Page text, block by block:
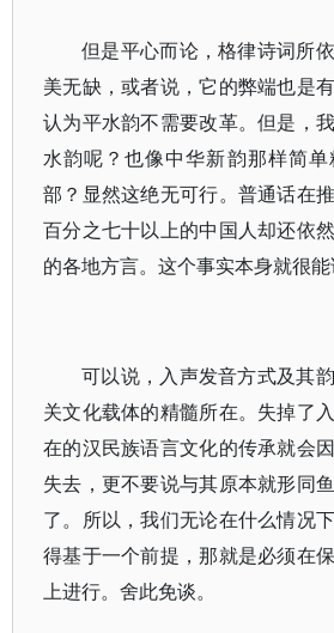
但是平心而论，格律诗词所
美无缺，或者说，它的弊端也是
认为平水韵不需要改革。但是，
水韵呢？也像中华新韵那样简
部？显然这绝无可行。普通话在
百分之七十以上的中国人却还依
的各地方言。这个事实本身就很能
可以说，入声发音方式及其
关文化载体的精髓所在。失掉了
在的汉民族语言文化的传承就会
失去，更不要说与其原本就形同
了。所以，我们无论在什么情况
得基于一个前提，那就是必须在
上进行。舍此免谈。